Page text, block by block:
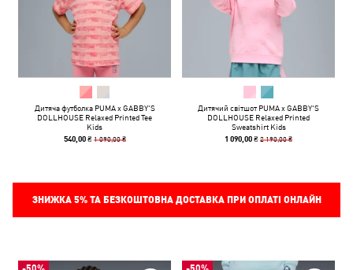
Дитяча футболка PUMA x GABBY'S
DOLLHOUSE Relaxed Printed Tee
Kids
540,00 ₴ 1 090,00 ₴
Дитячий світшот PUMA x GABBY'S
DOLLHOUSE Relaxed Printed
Sweatshirt Kids
1 090,00 ₴2 190,00 ₴
ЗНИЖКА 5%ТА БЕЗКОШТОВНА ДОСТАВКА ПРИ ОПЛАТІ ОНЛАЙН